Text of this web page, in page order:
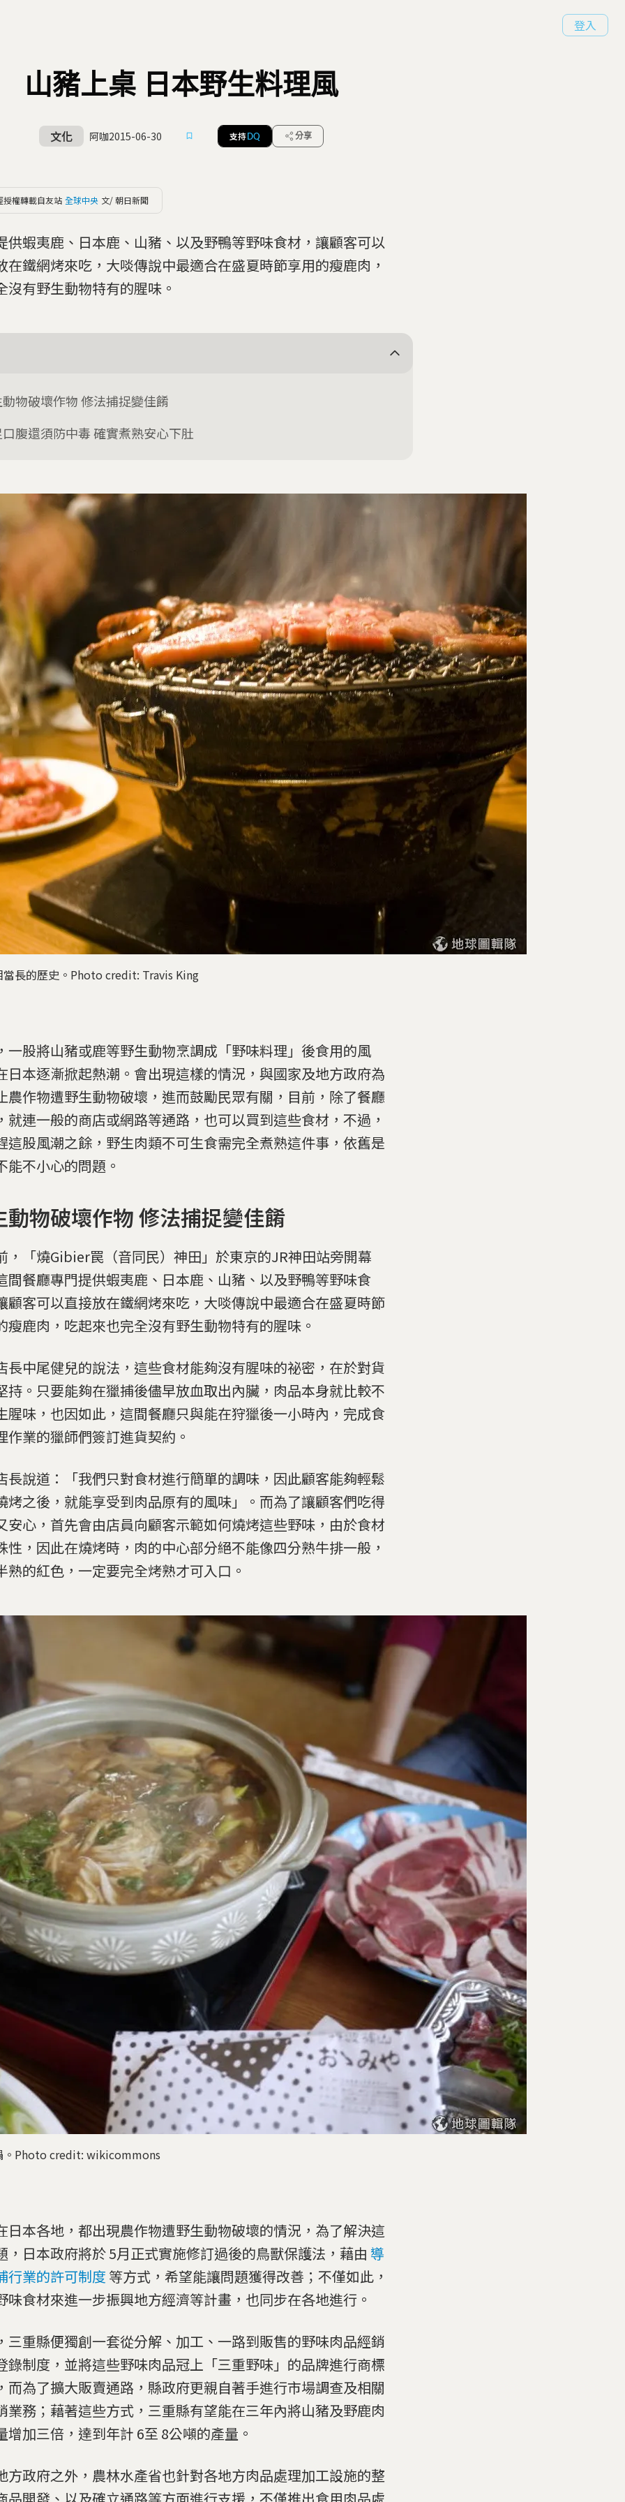
登入
山豬上桌 日本野生料理風
文化 阿咖2015-06-30 支持 DQ 分享
授權轉載自友站 全球中央 文/ 朝日新聞
供蝦夷鹿、日本鹿、山豬、以及野鴨等野味食材，讓顧客可以
在鐵網烤來吃，大啖傳說中最適合在盛夏時節享用的瘦鹿肉，
沒有野生動物特有的腥味。
物破壞作物 修法捕捉變佳餚
腹還須防中毒 確實煮熟安心下肚
當長的歷史。Photo credit: Travis King
一股將山豬或鹿等野生動物烹調成「野味料理」後食用的風
日本逐漸掀起熱潮。會出現這樣的情況，與國家及地方政府為
農作物遭野生動物破壞，進而鼓勵民眾有關，目前，除了餐廳
就連一般的商店或網路等通路，也可以買到這些食材，不過，
這股風潮之餘，野生肉類不可生食需完全煮熟這件事，依舊是
能不小心的問題。
動物破壞作物 修法捕捉變佳餚
，「燒Gibier罠（音同民）神田」於東京的JR神田站旁開幕
間餐廳專門提供蝦夷鹿、日本鹿、山豬、以及野鴨等野味食
顧客可以直接放在鐵網烤來吃，大啖傳說中最適合在盛夏時節
瘦鹿肉，吃起來也完全沒有野生動物特有的腥味。
長中尾健兒的說法，這些食材能夠沒有腥味的祕密，在於對貨
持。只要能夠在獵捕後儘早放血取出內臟，肉品本身就比較不
腥味，也因如此，這間餐廳只與能在狩獵後一小時內，完成食
作業的獵師們簽訂進貨契約。
長說道：「我們只對食材進行簡單的調味，因此顧客能夠輕鬆
烤之後，就能享受到肉品原有的風味」。而為了讓顧客們吃得
安心，首先會由店員向顧客示範如何燒烤這些野味，由於食材
性，因此在燒烤時，肉的中心部分絕不能像四分熟牛排一般，
熟的紅色，一定要完全烤熟才可入口。
。Photo credit: wikicommons
日本各地，都出現農作物遭野生動物破壞的情況，為了解決這
，日本政府將於 5月正式實施修訂過後的鳥獸保護法，藉由 導
行業的許可制度 等方式，希望能讓問題獲得改善；不僅如此，
味食材來進一步振興地方經濟等計畫，也同步在各地進行。
三重縣便獨創一套從分解、加工、一路到販售的野味肉品經銷
錄制度，並將這些野味肉品冠上「三重野味」的品牌進行商標
而為了擴大販賣通路，縣政府更親自著手進行市場調查及相關
業務；藉著這些方式，三重縣有望能在三年內將山豬及野鹿肉
增加三倍，達到年計 6至 8公噸的產量。
方政府之外，農林水產省也針對各地方肉品處理加工設施的整
品開發、以及確立通路等方面進行支援，不僅推出食用肉品處